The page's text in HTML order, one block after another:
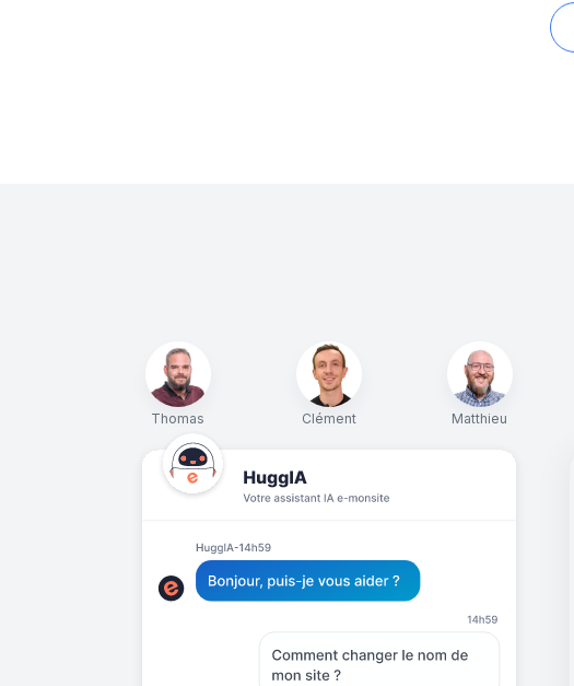
Thomas Clément Matthieu